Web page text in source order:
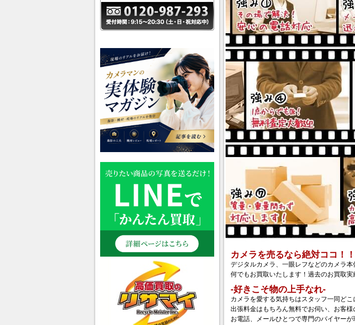
カメラを売るなら絶対ココ！！
デジタルカメラ、一眼レフなどのカメラ
何でもお買取いたします！過去のお買取実
‐好きこそ物の上手なれ‐
カメラを愛する気持ちはスタッフ一同どこ
出張料金はもちろん無料でお伺い、お客様
お電話、メールひとつで専門のバイヤー